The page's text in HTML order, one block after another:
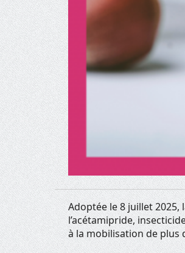
Adoptée le 8 juillet
l’acétamipride,
à la mobilisation de plus